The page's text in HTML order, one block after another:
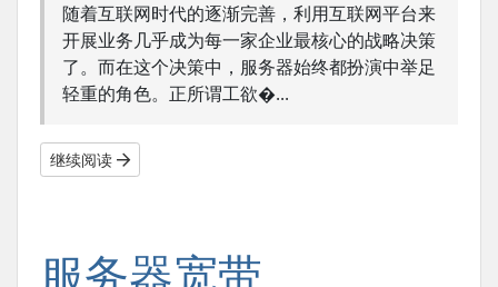
随着互联网时代的逐渐完善，利用互联网平台来
开展业务几乎成为每一家企业最核心的战略决策
了。而在这个决策中，服务器始终都扮演中举足
轻重的角色。正所谓工欲�...
继续阅读
服务器宽带